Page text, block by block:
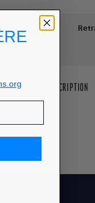
DESCRIPTION